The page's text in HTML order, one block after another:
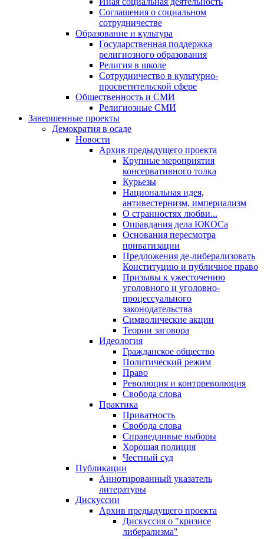
Соглашения о социальном
сотрудничестве
Образование и культура
Государственная поддержка
религиозного образования
Религия в школе
Сотрудничество в культурно-
просветительской сфере
Общественность и СМИ
Религиозные СМИ
Завершенные проекты
Демократия в осаде
Новости
Архив предыдущего проекта
Крупные мероприятия
консервативного толка
Курьезы
Национальная идея,
антивестернизм, империализм
О странностях любви...
Оправдания дела ЮКОСа
Основания пересмотра
приватизации
Предложения де-либерализовать
Конституцию и публичное право
Призывы к ужесточению
уголовного и уголовно-
процессуального
законодательства
Символические акции
Теории заговора
Идеология
Гражданское общество
Политический режим
Право
Революция и контрреволюция
Свобода слова
Практика
Приватность
Свобода слова
Справедливые выборы
Хорошая полиция
Честный суд
Публикации
Аннотированный указатель
литературы
Дискуссии
Архив предыдущего проекта
Дискуссия о "кризисе
либерализма"